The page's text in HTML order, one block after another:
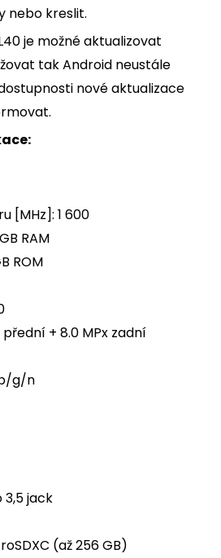
nebo kreslit.
je možné aktualizovat
tak Android neustále
nové aktualizace
[MHz]: 1 600
RAM
ROM
+ 8.0 MPx zadní
g/n
3,5 jack
(až 256 GB)